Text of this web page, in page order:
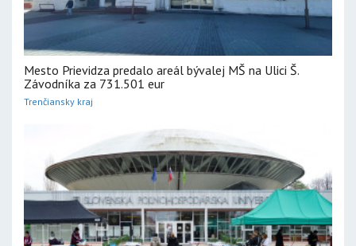
Mesto Prievidza predalo areál bývalej MŠ na Ulici Š.
Závodníka za 731.501 eur
Trenčiansky kraj